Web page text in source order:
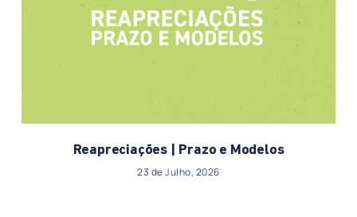
Reapreciações | Prazo e Modelos
23 de Julho, 2026